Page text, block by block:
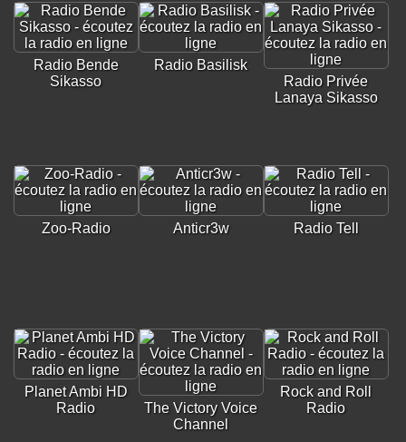
Radio Bende
Sikasso
Radio Basilisk
Radio Privée
Lanaya Sikasso
Zoo-Radio Anticr3w Radio Tell
Planet Ambi HD
Radio
The Victory Voice
Channel
Rock and Roll
Radio